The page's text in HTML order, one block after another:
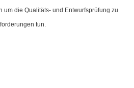
um die Qualitäts- und Entwurfsprüfung zu
tun.